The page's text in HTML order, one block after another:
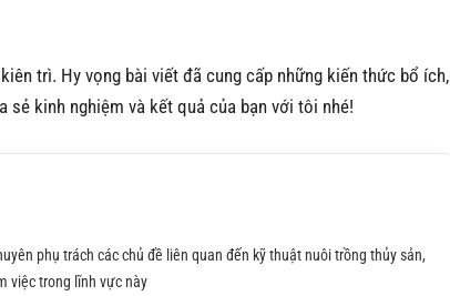
trì. Hy vọng bài viết đã cung cấp những kiến thức bổ ích,
sẻ kinh nghiệm và kết quả của bạn với tôi nhé!
phụ trách các chủ đề liên quan đến kỹ thuật nuôi trồng thủy sản,
việc trong lĩnh vực này